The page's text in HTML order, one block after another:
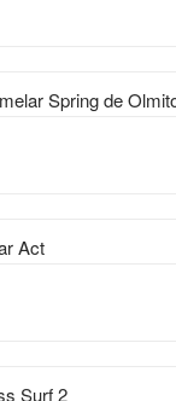
Spring de
Act
Surf 2